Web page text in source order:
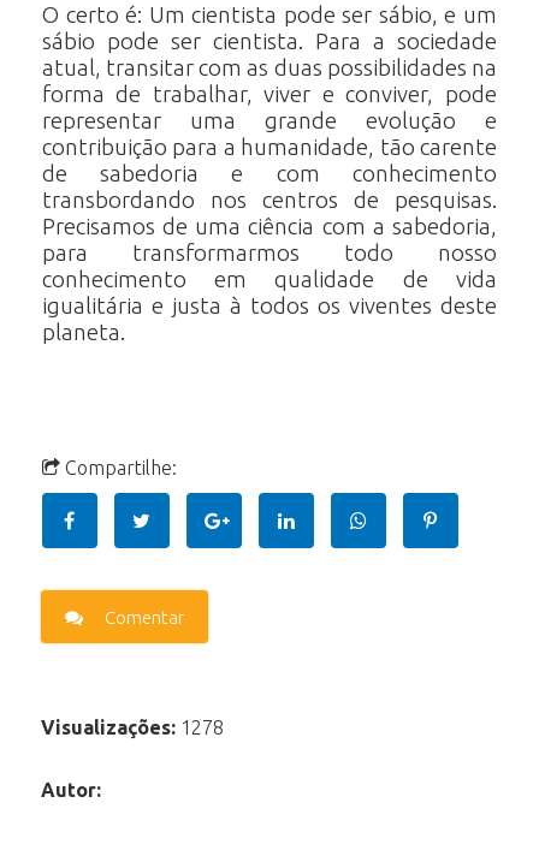
O certo é: Um cientista pode ser sábio, e um
sábio pode ser cientista. Para a sociedade
atual, transitar com as duas possibilidades na
forma de trabalhar, viver e conviver, pode
representar uma grande evolução e
contribuição para a humanidade, tão carente
de sabedoria e com conhecimento
transbordando nos centros de pesquisas.
Precisamos de uma ciência com a sabedoria,
para transformarmos todo nosso
conhecimento em qualidade de vida
igualitária e justa à todos os viventes deste
planeta.
Compartilhe:
Comentar
Visualizações:1278
Autor: